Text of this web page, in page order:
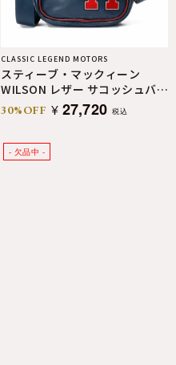
CLASSIC LEGEND MOTORS
スティーブ・マックィーン
WILSON レザー サコッシュバッ
グ
30%OFF ¥ 27,720 税込